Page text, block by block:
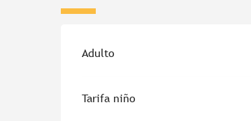
Tarifas 2026
Adulto
Tarifa niño